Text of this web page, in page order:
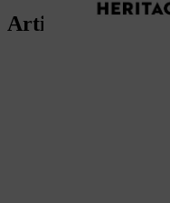
Artikel der